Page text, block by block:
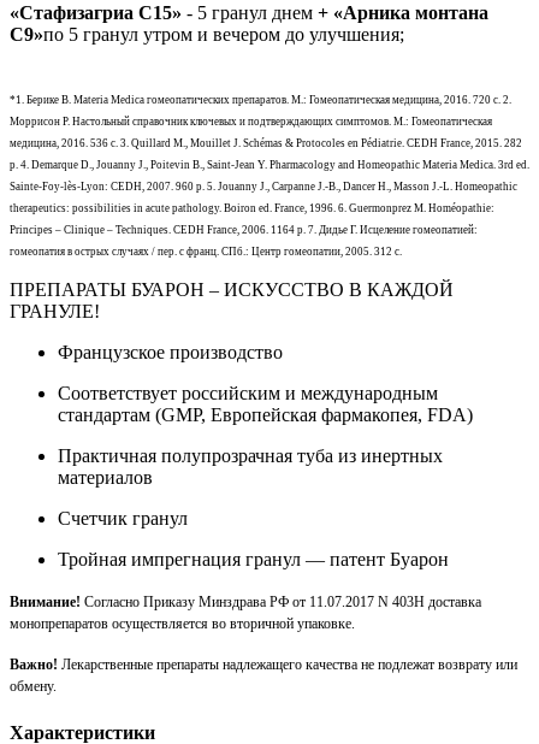
«Стафизагриа С15» - 5 гранул днем + «Арника монтана
С9»по 5 гранул утром и вечером до улучшения;
*1. Берике В. Materia Medica гомеопатических препаратов. М.: Гомеопатическая медицина, 2016. 720 с. 2.
Моррисон Р. Настольный справочник ключевых и подтверждающих симптомов. М.: Гомеопатическая
медицина, 2016. 536 с. 3. Quillard M., Mouillet J. Schémas & Protocoles en Pédiatrie. CEDH France, 2015. 282
p. 4. Demarque D., Jouanny J., Poitevin B., Saint-Jean Y. Pharmacology and Homeopathic Materia Medica. 3rd ed.
Sainte-Foy-lès-Lyon: CEDH, 2007. 960 р. 5. Jouanny J., Carpanne J.-B., Dancer H., Masson J.-L. Homeopathic
therapeutics: possibilities in acute pathology. Boiron ed. France, 1996. 6. Guermonprez M. Homéopathie:
Principes – Clinique – Techniques. CEDH France, 2006. 1164 p. 7. Дидье Г. Исцеление гомеопатией:
гомеопатия в острых случаях / пер. с франц. СПб.: Центр гомеопатии, 2005. 312 с.
ПРЕПАРАТЫ БУАРОН – ИСКУССТВО В КАЖДОЙ
ГРАНУЛЕ!
Французское производство
Соответствует российским и международным
стандартам (GMP, Европейская фармакопея, FDA)
Практичная полупрозрачная туба из инертных
материалов
Счетчик гранул
Тройная импрегнация гранул — патент Буарон
Внимание! Согласно Приказу Минздрава РФ от 11.07.2017 N 403Н доставка
монопрепаратов осуществляется во вторичной упаковке.
Важно! Лекарственные препараты надлежащего качества не подлежат возврату или
обмену.
Характеристики